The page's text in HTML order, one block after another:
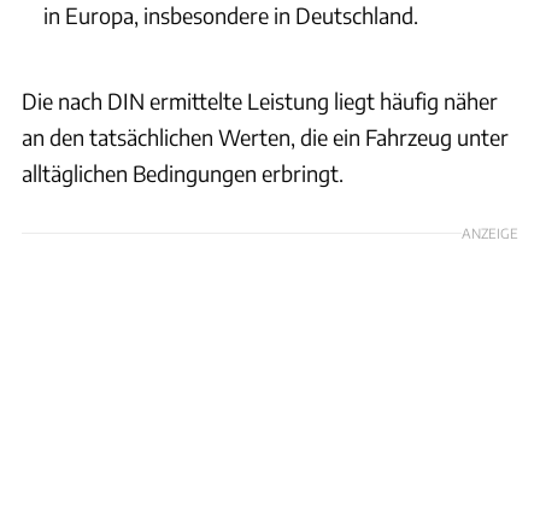
in Europa, insbesondere in Deutschland.
Die nach DIN ermittelte Leistung liegt häufig näher
an den tatsächlichen Werten, die ein Fahrzeug unter
alltäglichen Bedingungen erbringt.
ANZEIGE